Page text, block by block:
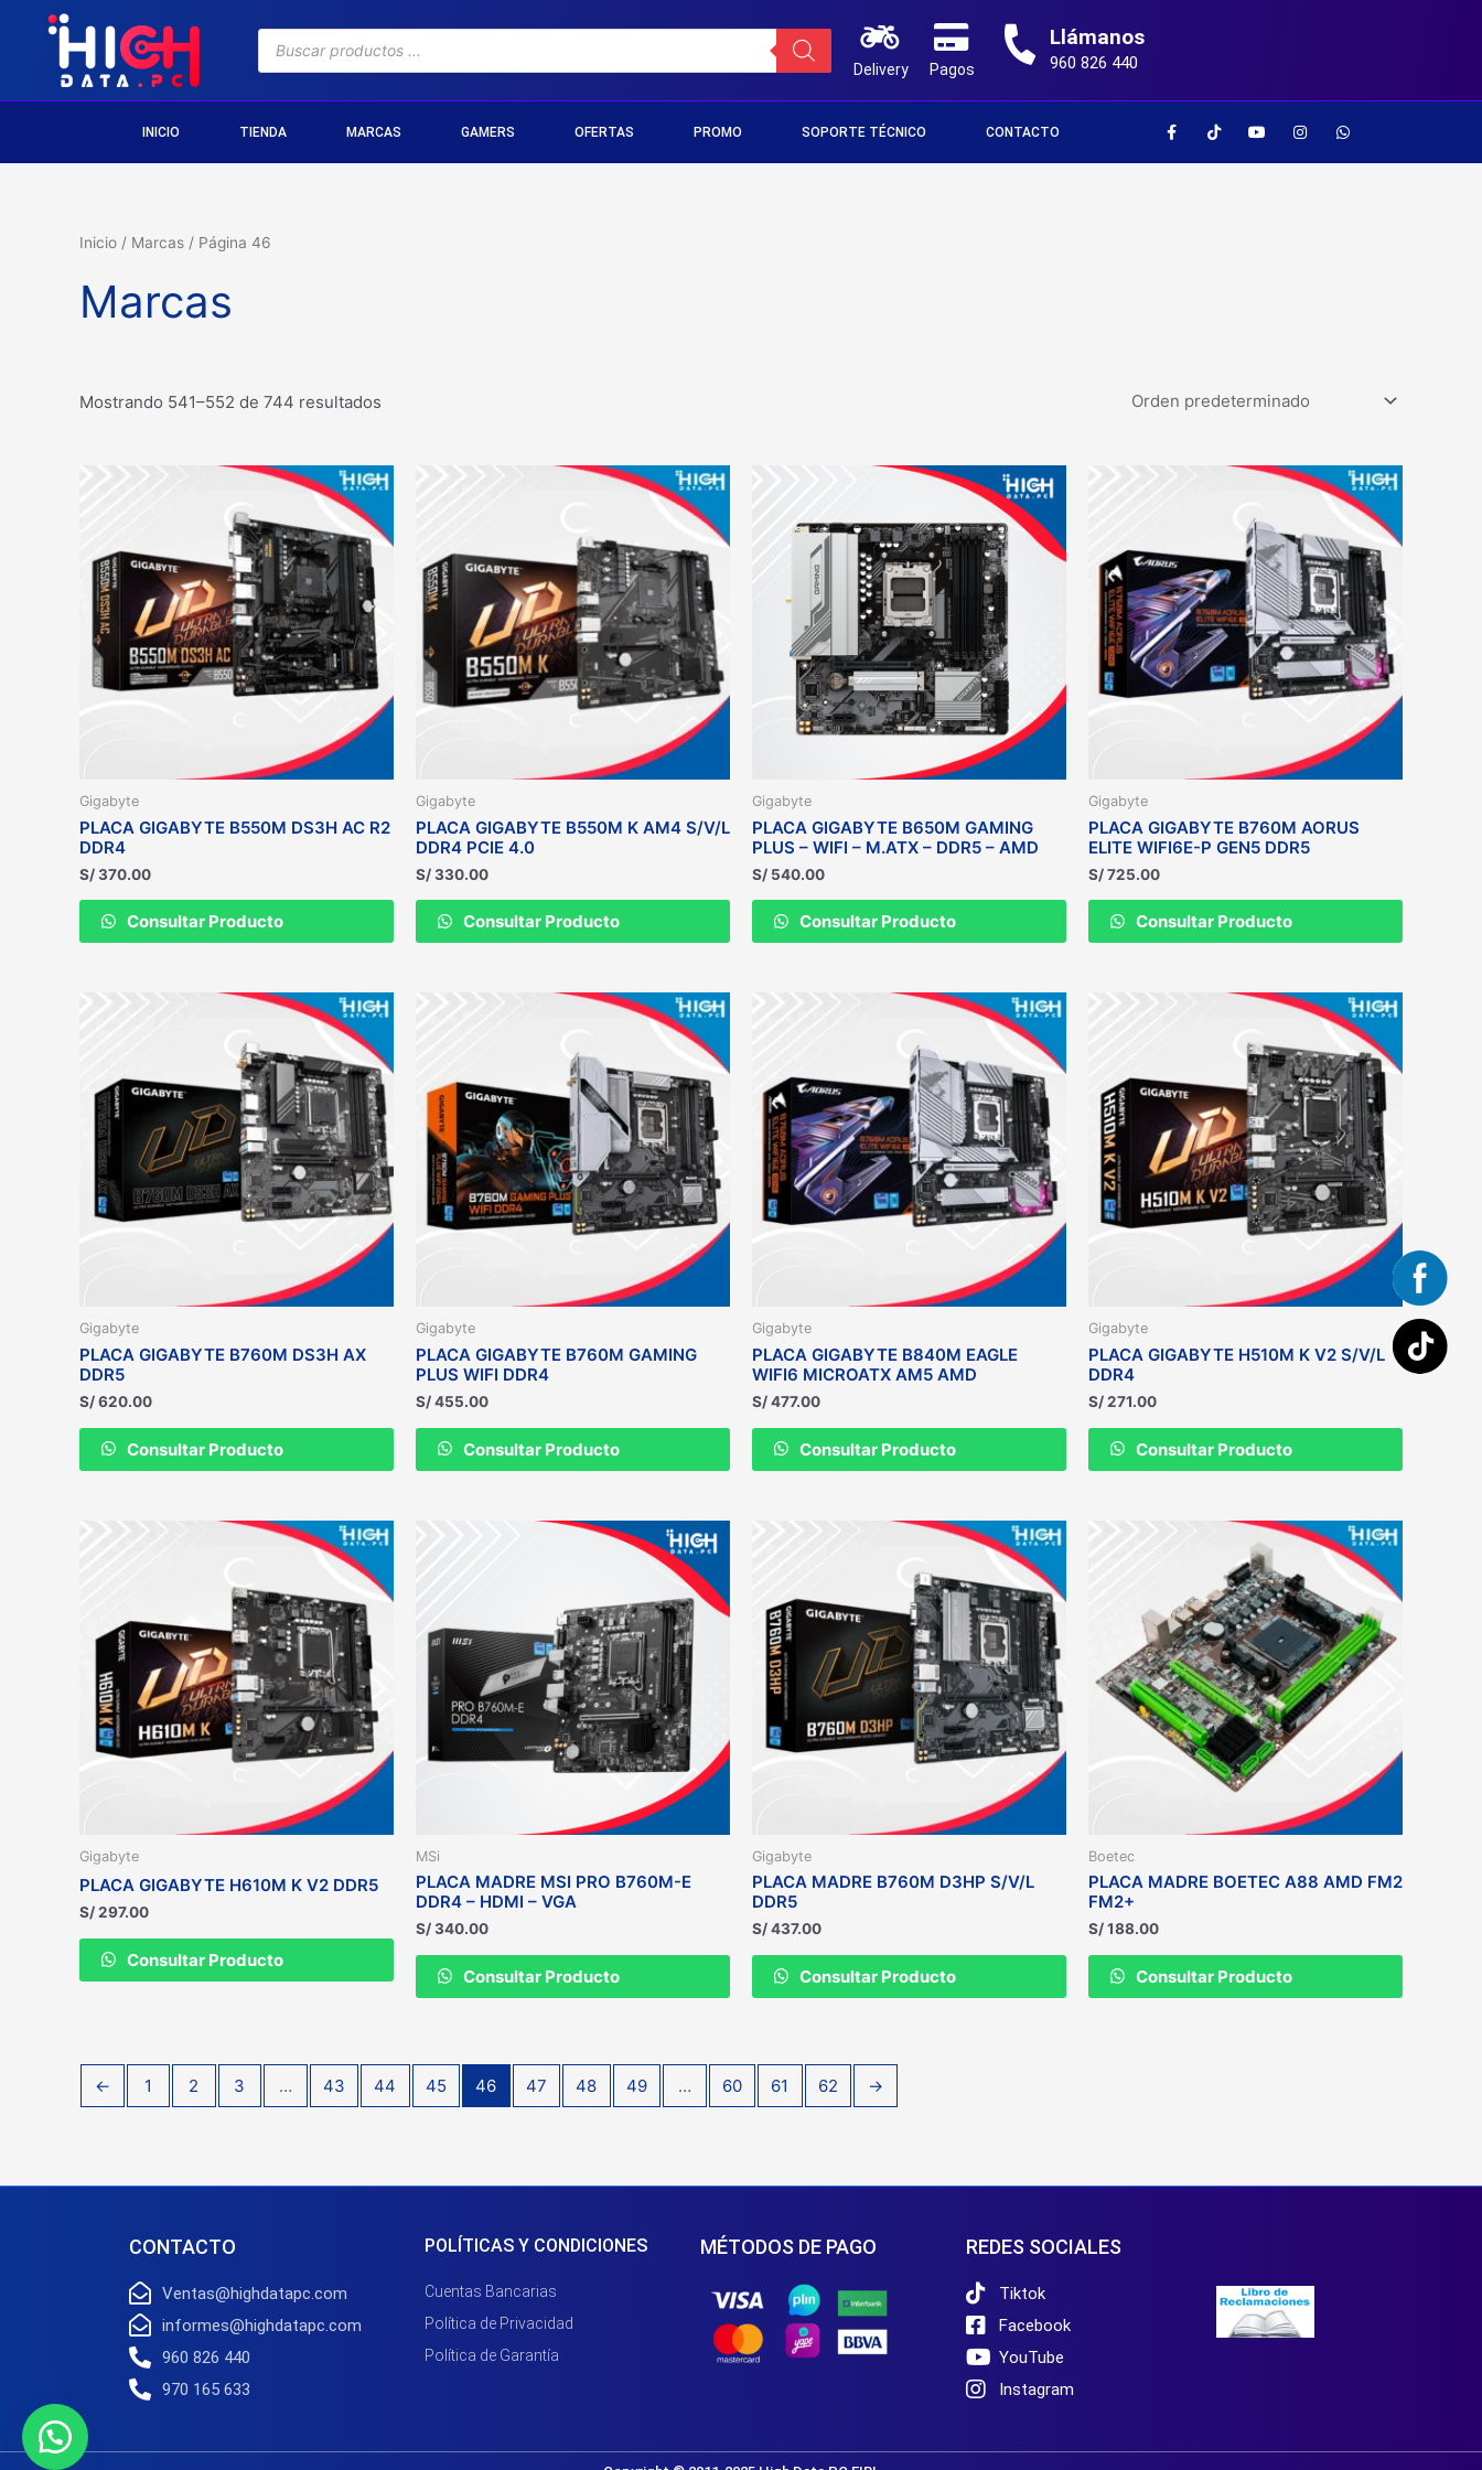
Delivery Pagos
Llámanos
960 826 440
INICIO TIENDA MARCAS GAMERS OFERTAS PROMO SOPORTE TÉCNICO CONTACTO
Inicio / Marcas / Página 46
Marcas
Mostrando 541–552 de 744 resultados
Gigabyte
PLACA GIGABYTE B550M DS3H AC R2
DDR4
S/370.00
Consultar Producto
Gigabyte
PLACA GIGABYTE B550M K AM4 S/V/L
DDR4 PCIE 4.0
S/330.00
Consultar Producto
Gigabyte
PLACA GIGABYTE B650M GAMING
PLUS – WIFI – M.ATX – DDR5 – AMD
S/ 540.00
Consultar Producto
Gigabyte
PLACA GIGABYTE B760M AORUS
ELITE WIFI6E-P GEN5 DDR5
S/725.00
Consultar Producto
Gigabyte
PLACA GIGABYTE B760M DS3H AX
DDR5
S/620.00
Consultar Producto
Gigabyte
PLACA GIGABYTE B760M GAMING
PLUS WIFI DDR4
S/455.00
Consultar Producto
Gigabyte
PLACA GIGABYTE B840M EAGLE
WIFI6 MICROATX AM5 AMD
S/477.00
Consultar Producto
Gigabyte
PLACA GIGABYTE H510M K V2 S/V/L
DDR4
S/271.00
Consultar Producto
Gigabyte
PLACA GIGABYTE H610M K V2 DDR5
S/297.00
Consultar Producto
MSi
PLACA MADRE MSI PRO B760M-E
DDR4 – HDMI – VGA
S/340.00
Consultar Producto
Gigabyte
PLACA MADRE B760M D3HP S/V/L
DDR5
S/437.00
Consultar Producto
Boetec
PLACA MADRE BOETEC A88 AMD FM2
FM2+
S/188.00
Consultar Producto
← 1 2 3 … 43 44 45 46 47 48 49 … 60 61 62 →
CONTACTO
Ventas@highdatapc.com
informes@highdatapc.com
960 826 440
970 165 633
POLÍTICAS Y CONDICIONES
Cuentas Bancarias
Política de Privacidad
Política de Garantía
MÉTODOS DE PAGO REDES SOCIALES
Tiktok
Facebook
YouTube
Instagram